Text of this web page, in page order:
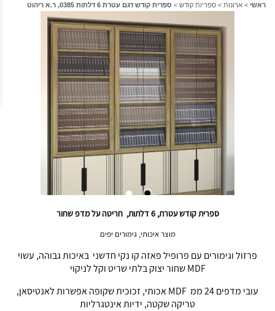
ראשי > ארונות > ספריות קודש > ספרית קודש דגם עטרת 6 דלתות 0385, ר.א ריהוט
ספרית קודש עטרת, 6 דלתות, חריטה על מדפ שחור
מוצר איכותי, גימורים יפים
פרזול וגימורים עם פרופיל פאזה קו נקי חדשני באיכות גבוהה, עשוי
MDF שחור יצוק בלתי שריט וקל לניקוי
עובי מדפים 24 ממ MDF אכותי, זכוכית שקופה אפשרות לאנטיסאן,
טריקה שקטה, ידיות אינטגרליות